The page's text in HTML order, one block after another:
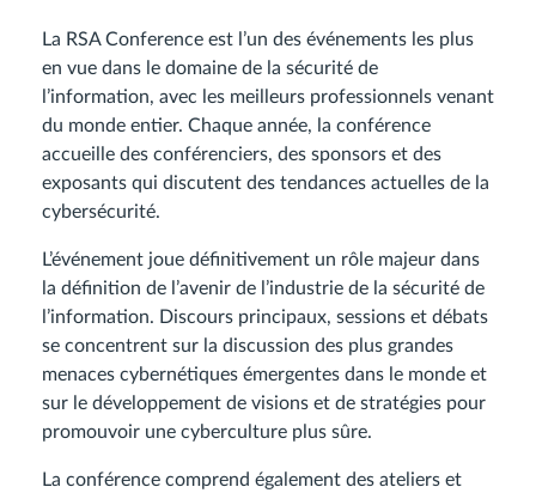
La RSA Conference est l’un des événements les plus
en vue dans le domaine de la sécurité de
l’information, avec les meilleurs professionnels venant
du monde entier. Chaque année, la conférence
accueille des conférenciers, des sponsors et des
exposants qui discutent des tendances actuelles de la
cybersécurité.
L’événement joue définitivement un rôle majeur dans
la définition de l’avenir de l’industrie de la sécurité de
l’information. Discours principaux, sessions et débats
se concentrent sur la discussion des plus grandes
menaces cybernétiques émergentes dans le monde et
sur le développement de visions et de stratégies pour
promouvoir une cyberculture plus sûre.
La conférence comprend également des ateliers et